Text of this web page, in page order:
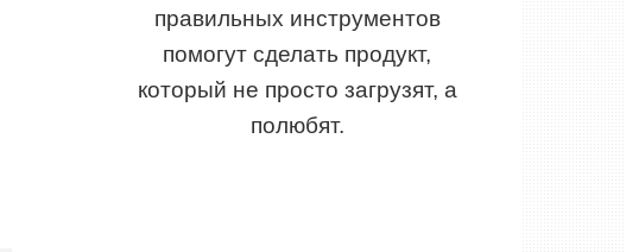
правильных инструментов
помогут сделать продукт,
который не просто загрузят, а
полюбят.